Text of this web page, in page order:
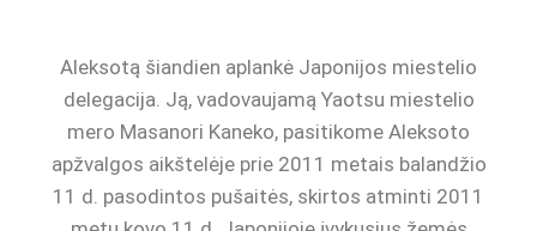
Aleksotą šiandien aplankė Japonijos miestelio
delegacija. Ją, vadovaujamą Yaotsu miestelio
mero Masanori Kaneko, pasitikome Aleksoto
apžvalgos aikštelėje prie 2011 metais balandžio
11 d. pasodintos pušaitės, skirtos atminti 2011